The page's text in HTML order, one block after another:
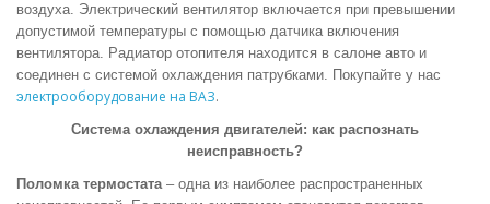
воздуха. Электрический вентилятор включается при превышении
допустимой температуры с помощью датчика включения
вентилятора. Радиатор отопителя находится в салоне авто и
соединен с системой охлаждения патрубками. Покупайте у нас
электрооборудование на ВАЗ.
Система охлаждения двигателей: как распознать
неисправность?
Поломка термостата – одна из наиболее распространенных